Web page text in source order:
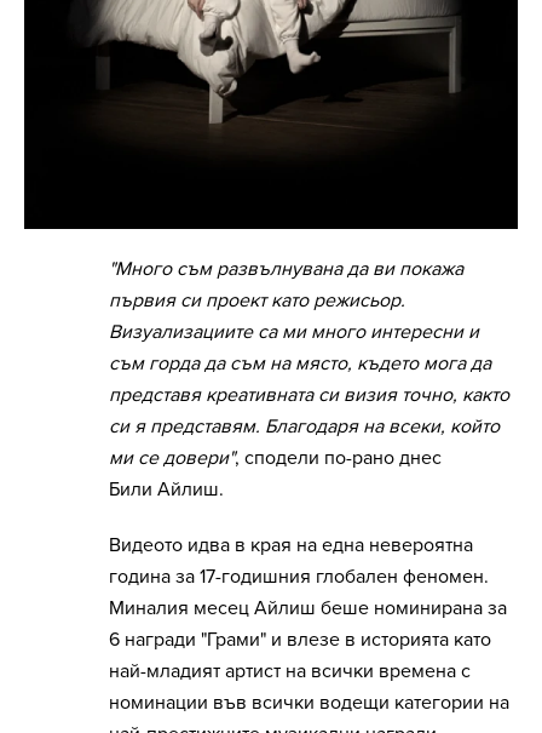
"Много съм развълнувана да ви покажа
първия си проект като режисьор.
Визуализациите са ми много интересни и
съм горда да съм на място, където мога да
представя креативната си визия точно, както
си я представям. Благодаря на всеки, който
ми се довери", сподели по-рано днес
Били Айлиш.
Видеото идва в края на една невероятна
година за 17-годишния глобален феномен.
Миналия месец Айлиш беше номинирана за
6 награди "Грами" и влезе в историята като
най-младият артист на всички времена с
номинации във всички водещи категории на